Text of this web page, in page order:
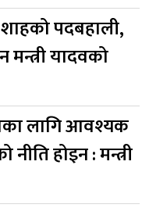
पदबहाली,
यादवको
लागि आवश्यक
होइन : मन्त्री